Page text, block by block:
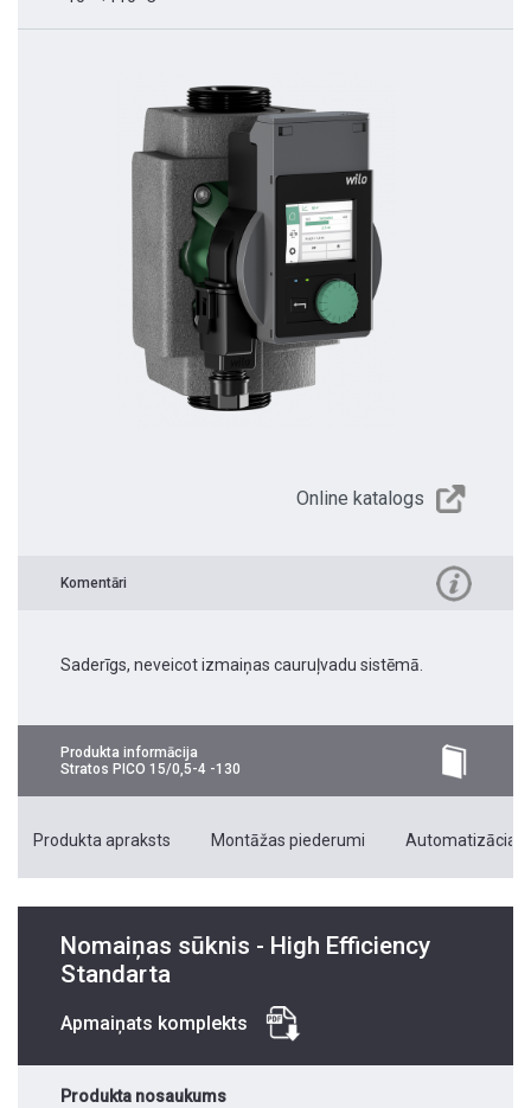
Online katalogs
Komentāri
Saderīgs, neveicot izmaiņas cauruļvadu sistēmā.
Produkta informācija
Stratos PICO 15/0,5-4 -130
Produkta apraksts Montāžas piederumi Automatizācias
Nomaiņas sūknis - High Efficiency
Standarta
Apmaiņats komplekts
Produkta nosaukums